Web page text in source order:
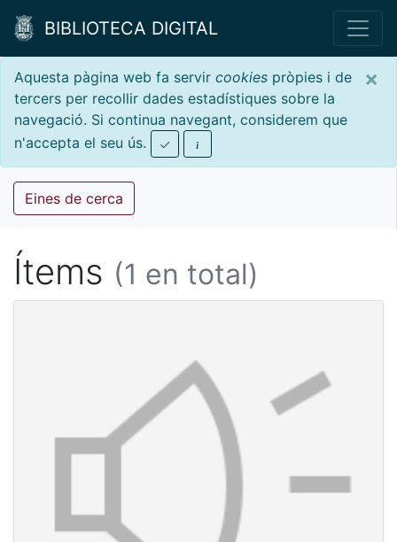
BIBLIOTECA DIGITAL
×
Aquesta pàgina web fa servir cookies pròpies i de
tercers per recollir dades estadístiques sobre la
navegació. Si continua navegant, considerem que
n'accepta el seu ús.
Eines de cerca
Ítems (1 en total)